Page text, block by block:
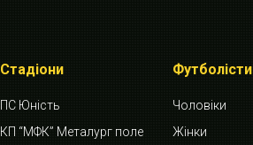
Стадіони
ПС Юність
КП “МФК” Металург поле
Футболісти
Чоловіки
Жінки